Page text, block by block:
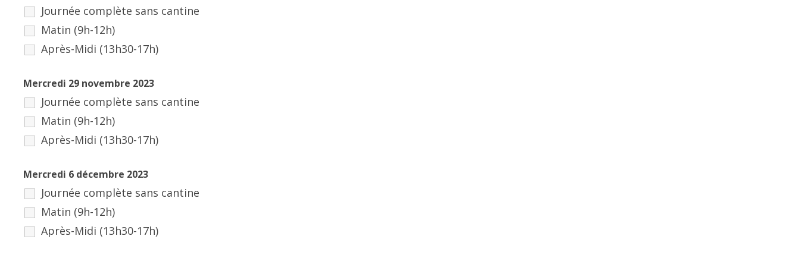
Journée complète sans cantine
Matin (9h-12h)
Après-Midi (13h30-17h)
Mercredi 29 novembre 2023
Journée complète sans cantine
Matin (9h-12h)
Après-Midi (13h30-17h)
Mercredi 6 décembre 2023
Journée complète sans cantine
Matin (9h-12h)
Après-Midi (13h30-17h)